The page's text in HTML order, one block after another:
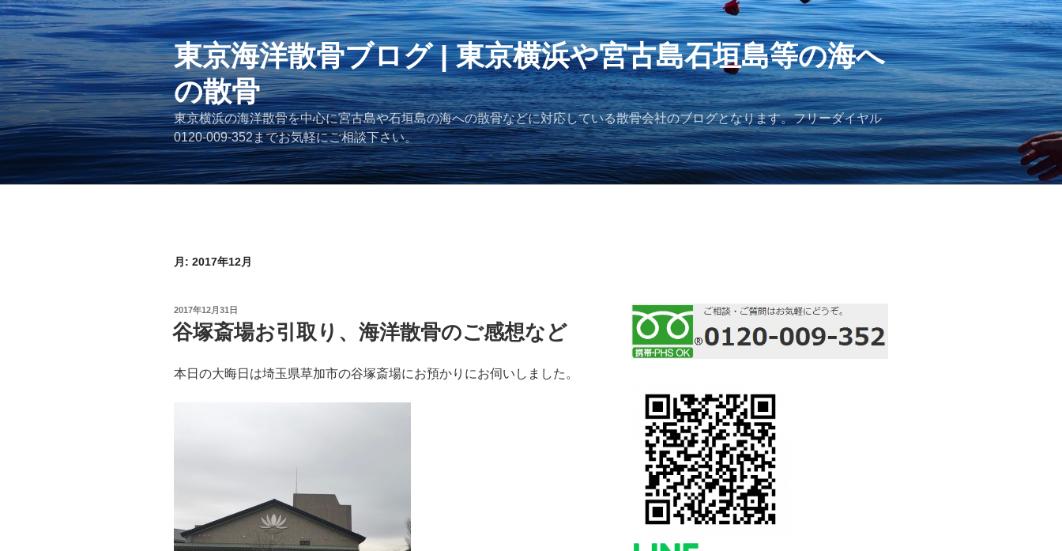
コ
ン
ン
ツ
へ
ス
ッ
プ
東京海洋散骨ブログ | 東京横浜や宮古島石垣島等の海へ
の散骨
東京横浜の海洋散骨を中心に宮古島や石垣島の海への散骨などに対応している散骨会社のブログとなります。フリーダイヤル
0120-009-352までお気軽にご相談下さい。
月: 2017年12月
投
稿
日:
2017年12月31日
谷塚斎場お引取り、海洋散骨のご感想など
本日の大晦日は埼玉県草加市の谷塚斎場にお預かりにお伺いしました。